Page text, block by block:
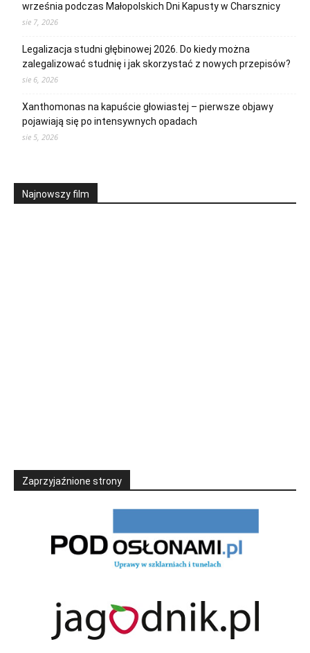
września podczas Małopolskich Dni Kapusty w Charsznicy
sie 7, 2026
Legalizacja studni głębinowej 2026. Do kiedy można
zalegalizować studnię i jak skorzystać z nowych przepisów?
sie 6, 2026
Xanthomonas na kapuście głowiastej – pierwsze objawy
pojawiają się po intensywnych opadach
sie 5, 2026
Najnowszy film
Zaprzyjaźnione strony